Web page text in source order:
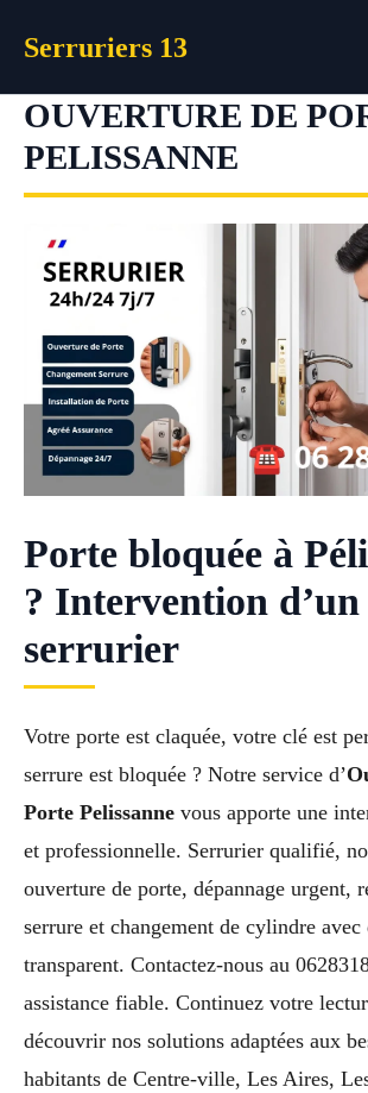
Serruriers 13
OUVERTURE DE
PELISSANNE
Porte bloquée à
? Intervention d’un
serrurier
Votre porte est claquée, votre clé est
serrure est bloquée ? Notre service d’
Porte Pelissanne vous apporte une
et professionnelle. Serrurier qualifié,
ouverture de porte, dépannage urgent,
serrure et changement de cylindre avec
transparent. Contactez-nous au
assistance fiable. Continuez votre
découvrir nos solutions adaptées aux
habitants de Centre-ville, Les Aires,